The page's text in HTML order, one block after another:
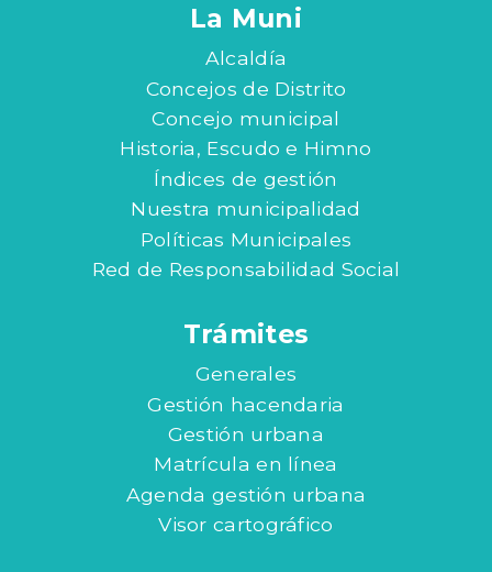
La Muni
Alcaldía
Concejos de Distrito
Concejo municipal
Historia, Escudo e Himno
Índices de gestión
Nuestra municipalidad
Políticas Municipales
Red de Responsabilidad Social
Trámites
Generales
Gestión hacendaria
Gestión urbana
Matrícula en línea
Agenda gestión urbana
Visor cartográfico